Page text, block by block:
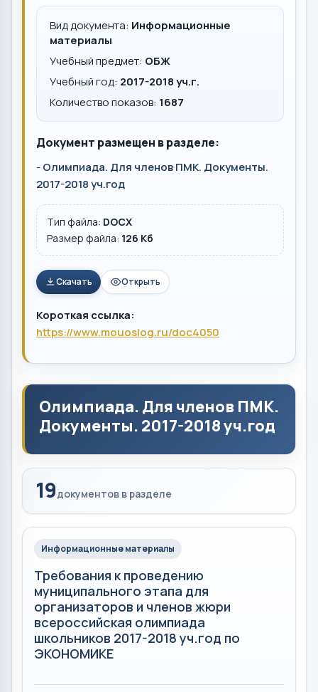
Вид документа: Информационные
материалы
Учебный предмет: ОБЖ
Учебный год: 2017-2018 уч.г.
Количество показов: 1687
Документ размещен в разделе:
-Олимпиада. Для членов ПМК. Документы.
2017-2018 уч.год
Тип файла: DOCX
Размер файла: 126 Кб
Скачать Открыть
Короткая ссылка:
https://www.mouoslog.ru/doc4050
Олимпиада. Для членов ПМК.
Документы. 2017-2018 уч.год
19документов в разделе
Информационные материалы
Требования к проведению
муниципального этапа для
организаторов и членов жюри
всероссийская олимпиада
школьников 2017-2018 уч.год по
ЭКОНОМИКЕ